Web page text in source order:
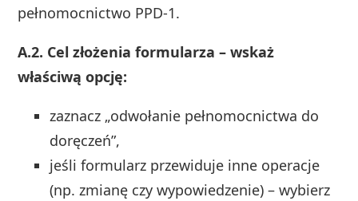
pełnomocnictwo PPD‑1.
A.2. Cel złożenia formularza – wskaż
właściwą opcję:
zaznacz „odwołanie pełnomocnictwa do
doręczeń”,
jeśli formularz przewiduje inne operacje
(np. zmianę czy wypowiedzenie) – wybierz